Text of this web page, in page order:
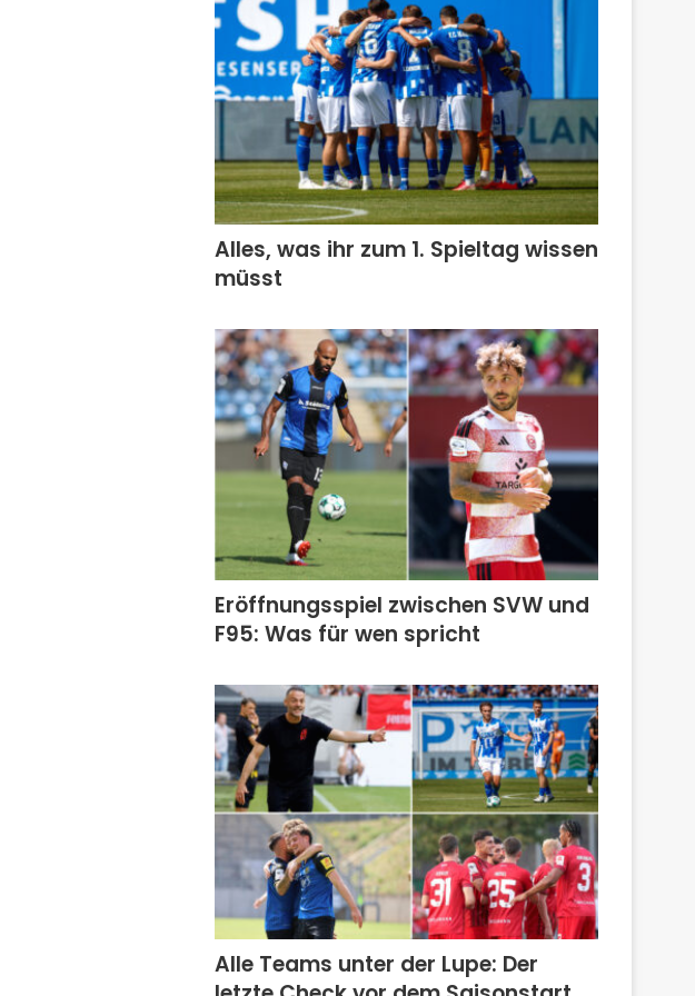
Alles, was ihr zum 1. Spieltag wissen
müsst
Eröffnungsspiel zwischen SVW und
F95: Was für wen spricht
Alle Teams unter der Lupe: Der